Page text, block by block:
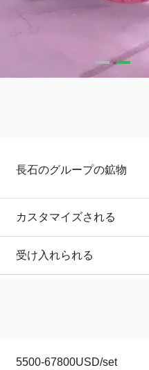
長石のグループの鉱物
カスタマイズされる
受け入れられる
5500-67800USD/set